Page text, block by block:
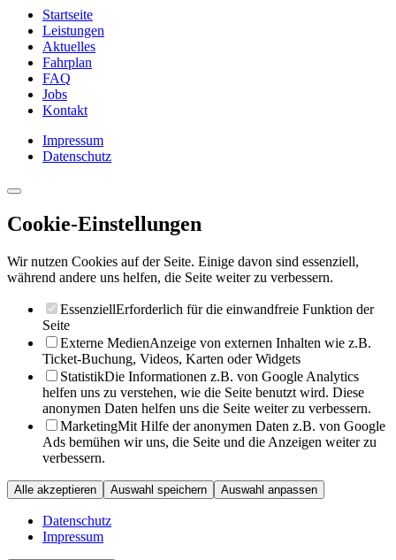
Startseite
Leistungen
Aktuelles
Fahrplan
FAQ
Jobs
Kontakt
Impressum
Datenschutz
Cookie-Einstellungen
Wir nutzen Cookies auf der Seite. Einige davon sind essenziell,
während andere uns helfen, die Seite weiter zu verbessern.
EssenziellErforderlich für die einwandfreie Funktion der
Seite
Externe MedienAnzeige von externen Inhalten wie z.B.
Ticket-Buchung, Videos, Karten oder Widgets
StatistikDie Informationen z.B. von Google Analytics
helfen uns zu verstehen, wie die Seite benutzt wird. Diese
anonymen Daten helfen uns die Seite weiter zu verbessern.
MarketingMit Hilfe der anonymen Daten z.B. von Google
Ads bemühen wir uns, die Seite und die Anzeigen weiter zu
verbessern.
Alle akzeptieren Auswahl speichern Auswahl anpassen
Datenschutz
Impressum